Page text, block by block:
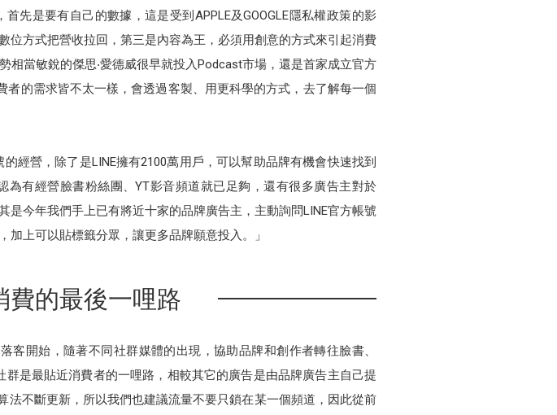
先是要有自己的數據，這是受到APPLE及GOOGLE隱私權政策的影
方式把營收拉回，第三是內容為王，必須用創意的方式來引起消費
當敏銳的傑思‧愛德威很早就投入Podcast市場，還是首家成立官方
的需求皆不太一樣，會透過客製、用更科學的方式，去了解每一個
經營，除了是LINE擁有2100萬用戶，可以幫助品牌有機會快速找到
有經營臉書粉絲團、YT影音頻道就已足夠，還有很多廣告主對於
今年我們手上已有將近十家的品牌廣告主，主動詢問LINE官方帳號
上可以貼標籤分眾，讓更多品牌願意投入。」
費的最後一哩路
開始，隨著不同社群媒體的出現，協助品牌和創作者轉往臉書、
是最貼近消費者的一哩路，相較其它的廣告是由品牌廣告主自己提
不斷更新，所以我們也建議流量不要只鎖在某一個頻道，因此從前